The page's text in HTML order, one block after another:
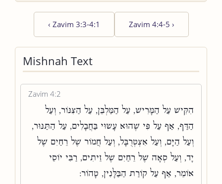
‹ Zavim 3:3-4:1 Zavim 4:4-5 ›
Mishnah Text
Zavim 4:2
הִקִּישׁ עַל הַמָּרִישׁ, עַל הַמַּלְבֵּן, עַל הַצִּנּוֹר, וְעַל
הַדַּף, אַף עַל פִּי שֶׁהוּא עָשׂוּי בַּחֲבָלִים, עַל הַתַּנּוּר,
וְעַל הַיָּם, וְעַל אִצְטְרֻבָּל, וְעַל חֲמוֹר שֶׁל רֵחַיִם שֶׁל
יָד, וְעַל סְאָה שֶׁל רֵחַיִם שֶׁל זֵיתִים, רַבִּי יוֹסֵי
אוֹמֵר, אַף עַל קוֹרַת הַבַּלָּנִין, טָהוֹר: